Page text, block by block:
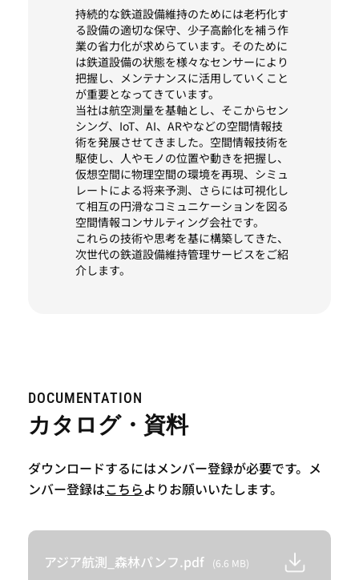
持続的な鉄道設備維持のためには老朽化す
る設備の適切な保守、少子高齢化を補う作
業の省力化が求めらています。そのために
は鉄道設備の状態を様々なセンサーにより
把握し、メンテナンスに活用していくこと
が重要となってきています。
当社は航空測量を基軸とし、そこからセン
シング、IoT、AI、ARやなどの空間情報技
術を発展させてきました。空間情報技術を
駆使し、人やモノの位置や動きを把握し、
仮想空間に物理空間の環境を再現、シミュ
レートによる将来予測、さらには可視化し
て相互の円滑なコミュニケーションを図る
空間情報コンサルティング会社です。
これらの技術や思考を基に構築してきた、
次世代の鉄道設備維持管理サービスをご紹
介します。
DOCUMENTATION
カタログ・資料
ダウンロードするにはメンバー登録が必要です。メ
ンバー登録はこちらよりお願いいたします。
アジア航測_森林パンフ.pdf (6.6 MB)